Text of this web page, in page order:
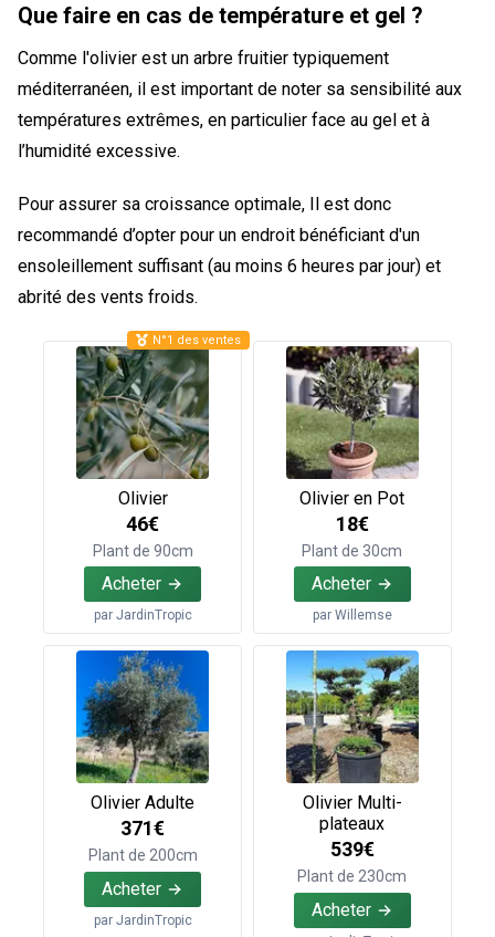
Que faire en cas de température et gel ?
Comme l'olivier est un arbre fruitier typiquement
méditerranéen, il est important de noter sa sensibilité aux
températures extrêmes, en particulier face au gel et à
l’humidité excessive.
Pour assurer sa croissance optimale, Il est donc
recommandé d’opter pour un endroit bénéficiant d'un
ensoleillement suffisant (au moins 6 heures par jour) et
abrité des vents froids.
Olivier
46€
Plant de 90cm
Acheter
par JardinTropic
N°1 des ventes
Olivier en Pot
18€
Plant de 30cm
Acheter
par Willemse
Olivier Adulte
371€
Plant de 200cm
Acheter
par JardinTropic
Olivier Multi-
plateaux
539€
Plant de 230cm
Acheter